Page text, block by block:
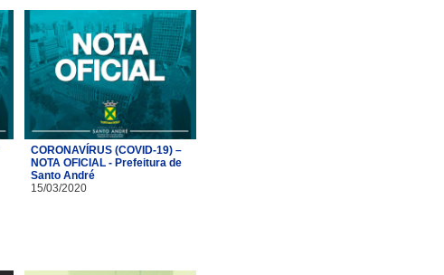
CORONAVÍRUS (COVID-19) –
NOTA OFICIAL - Prefeitura de
Santo André
15/03/2020